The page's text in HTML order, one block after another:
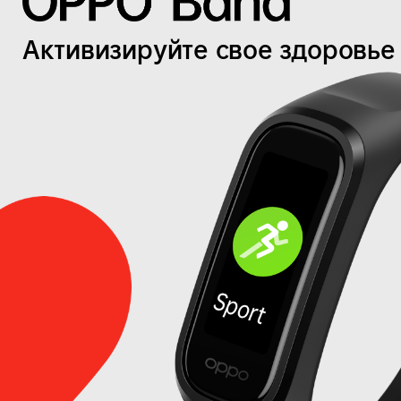
Активизируйте свое здоровье